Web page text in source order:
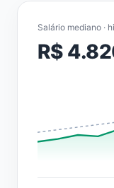
Salário mediano ·
R$